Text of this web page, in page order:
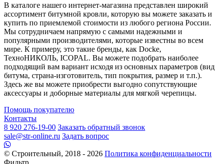
В каталоге нашего интернет-магазина представлен широкий
ассортимент битумной кровли, которую вы можете заказать и
купить по приемлемой стоимости из любого региона России.
Мы сотрудничаем напрямую с самыми надежными и
популярными производителями, которые известны во всем
мире. К примеру, это такие бренды, как Docke,
ТехноНИКОЛЬ, ICOPAL. Вы можете подобрать наиболее
подходящий вам вариант исходя из основных параметров (вид
битума, страна-изготовитель, тип покрытия, размер и т.п.).
Здесь же вы можете приобрести выгодно сопутствующие
аксессуары и доборные материалы для мягкой черепицы.
Помощь покупателю
Контакты
8 920 276-19-00 Заказать обратный звонок
sale@str-online.ru Задать вопрос
© Строительный, 2018 - 2026 Политика конфиденциальности
Фильтр